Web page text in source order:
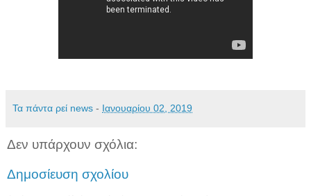
Τα πάντα ρεί news - Ιανουαρίου 02, 2019
Δεν υπάρχουν σχόλια:
Δημοσίευση σχολίου